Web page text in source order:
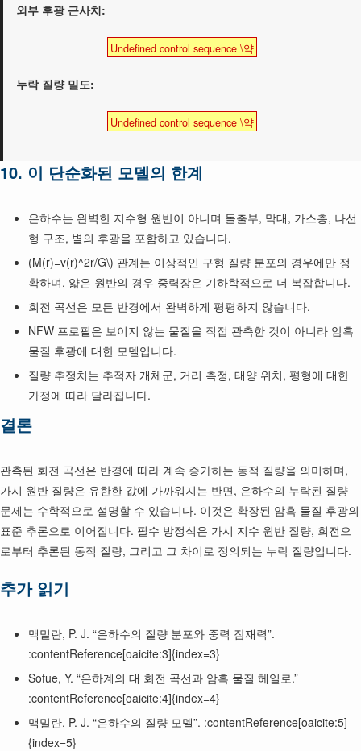
외부 후광 근사치:
Undefined control sequence \약
누락 질량 밀도:
Undefined control sequence \약
10. 이 단순화된 모델의 한계
은하수는 완벽한 지수형 원반이 아니며 돌출부, 막대, 가스층, 나선
형 구조, 별의 후광을 포함하고 있습니다.
(M(r)=v(r)^2r/G\) 관계는 이상적인 구형 질량 분포의 경우에만 정
확하며, 얇은 원반의 경우 중력장은 기하학적으로 더 복잡합니다.
회전 곡선은 모든 반경에서 완벽하게 평평하지 않습니다.
NFW 프로필은 보이지 않는 물질을 직접 관측한 것이 아니라 암흑
물질 후광에 대한 모델입니다.
질량 추정치는 추적자 개체군, 거리 측정, 태양 위치, 평형에 대한
가정에 따라 달라집니다.
결론
관측된 회전 곡선은 반경에 따라 계속 증가하는 동적 질량을 의미하며,
가시 원반 질량은 유한한 값에 가까워지는 반면, 은하수의 누락된 질량
문제는 수학적으로 설명할 수 있습니다. 이것은 확장된 암흑 물질 후광의
표준 추론으로 이어집니다. 필수 방정식은 가시 지수 원반 질량, 회전으
로부터 추론된 동적 질량, 그리고 그 차이로 정의되는 누락 질량입니다.
추가 읽기
맥밀란, P. J. “은하수의 질량 분포와 중력 잠재력”.
:contentReference[oaicite:3]{index=3}
Sofue, Y. “은하계의 대 회전 곡선과 암흑 물질 헤일로.”
:contentReference[oaicite:4]{index=4}
맥밀란, P. J. “은하수의 질량 모델”. :contentReference[oaicite:5]
{index=5}